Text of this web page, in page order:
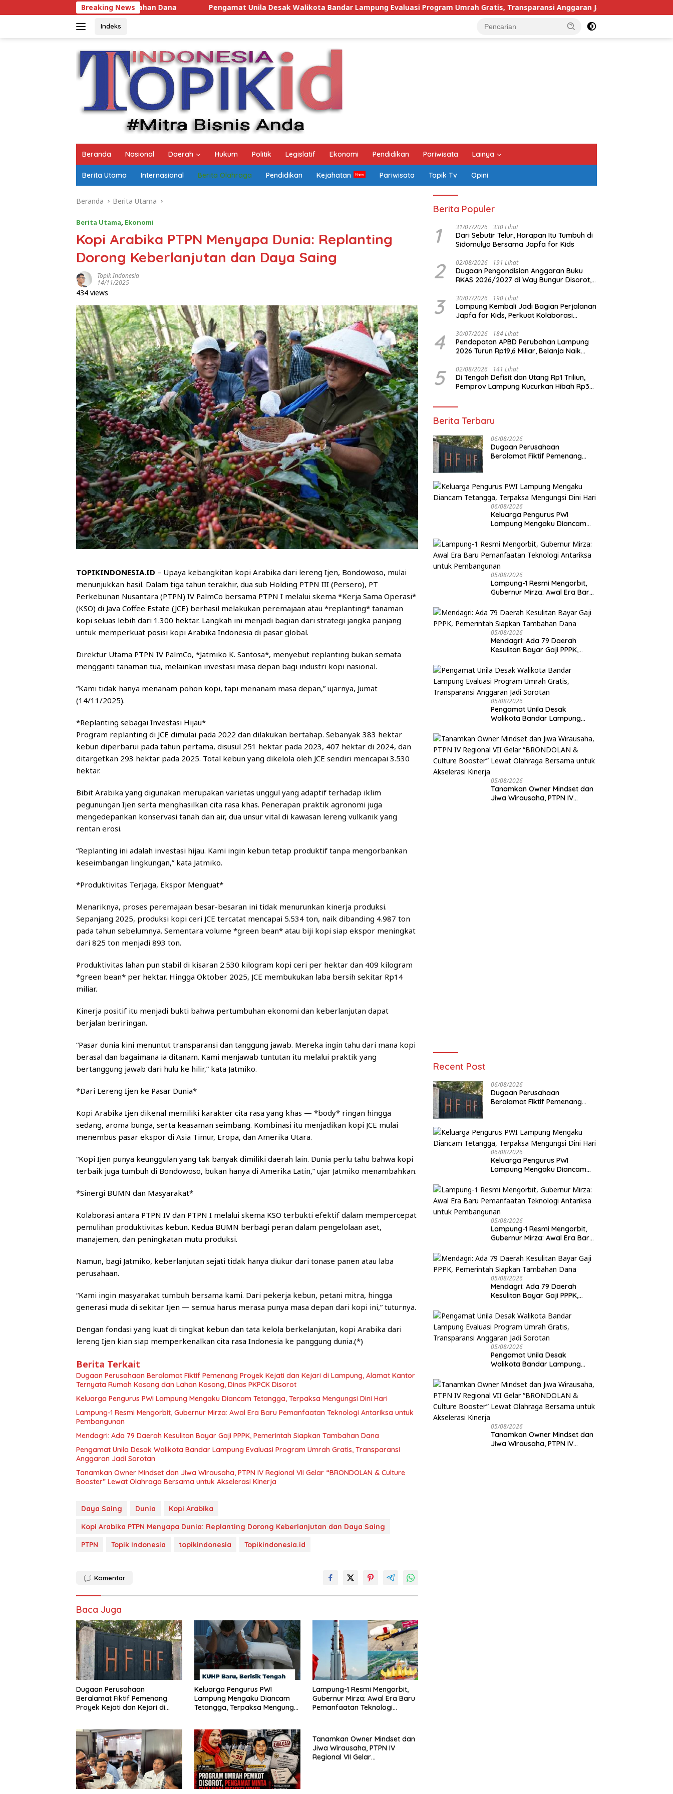
ke
Breaking NewsPengamat Unila Desak Walikota Bandar Lampung Evaluasi Program Umrah Gratis, Transparansi Anggaran Jadi Sorotan
Indeks
Beranda Nasional Daerah Hukum Politik Legislatif Ekonomi Pendidikan Pariwisata Lainya
Berita Utama Internasional Berita Olahraga Pendidikan Kejahatan Pariwisata Topik Tv Opini
Beranda Berita Utama
Berita Utama, Ekonomi
Kopi Arabika PTPN Menyapa Dunia: Replanting
Dorong Keberlanjutan dan Daya Saing
Topik Indonesia
14/11/2025
434 views
TOPIKINDONESIA.ID – Upaya kebangkitan kopi Arabika dari lereng Ijen, Bondowoso, mulai
menunjukkan hasil. Dalam tiga tahun terakhir, dua sub Holding PTPN III (Persero), PT
Perkebunan Nusantara (PTPN) IV PalmCo bersama PTPN I melalui skema *Kerja Sama Operasi*
(KSO) di Java Coffee Estate (JCE) berhasil melakukan peremajaan atau *replanting* tanaman
kopi seluas lebih dari 1.300 hektar. Langkah ini menjadi bagian dari strategi jangka panjang
untuk memperkuat posisi kopi Arabika Indonesia di pasar global.
Direktur Utama PTPN IV PalmCo, *Jatmiko K. Santosa*, menyebut replanting bukan semata
mengganti tanaman tua, melainkan investasi masa depan bagi industri kopi nasional.
“Kami tidak hanya menanam pohon kopi, tapi menanam masa depan,” ujarnya, Jumat
(14/11/2025).
*Replanting sebagai Investasi Hijau*
Program replanting di JCE dimulai pada 2022 dan dilakukan bertahap. Sebanyak 383 hektar
kebun diperbarui pada tahun pertama, disusul 251 hektar pada 2023, 407 hektar di 2024, dan
ditargetkan 293 hektar pada 2025. Total kebun yang dikelola oleh JCE sendiri mencapai 3.530
hektar.
Bibit Arabika yang digunakan merupakan varietas unggul yang adaptif terhadap iklim
pegunungan Ijen serta menghasilkan cita rasa khas. Penerapan praktik agronomi juga
mengedepankan konservasi tanah dan air, dua unsur vital di kawasan lereng vulkanik yang
rentan erosi.
“Replanting ini adalah investasi hijau. Kami ingin kebun tetap produktif tanpa mengorbankan
keseimbangan lingkungan,” kata Jatmiko.
*Produktivitas Terjaga, Ekspor Menguat*
Menariknya, proses peremajaan besar-besaran ini tidak menurunkan kinerja produksi.
Sepanjang 2025, produksi kopi ceri JCE tercatat mencapai 5.534 ton, naik dibanding 4.987 ton
pada tahun sebelumnya. Sementara volume *green bean* atau biji kopi siap ekspor meningkat
dari 825 ton menjadi 893 ton.
Produktivitas lahan pun stabil di kisaran 2.530 kilogram kopi ceri per hektar dan 409 kilogram
*green bean* per hektar. Hingga Oktober 2025, JCE membukukan laba bersih sekitar Rp14
miliar.
Kinerja positif itu menjadi bukti bahwa pertumbuhan ekonomi dan keberlanjutan dapat
berjalan beriringan.
“Pasar dunia kini menuntut transparansi dan tanggung jawab. Mereka ingin tahu dari mana kopi
berasal dan bagaimana ia ditanam. Kami menjawab tuntutan itu melalui praktik yang
bertanggung jawab dari hulu ke hilir,” kata Jatmiko.
*Dari Lereng Ijen ke Pasar Dunia*
Kopi Arabika Ijen dikenal memiliki karakter cita rasa yang khas — *body* ringan hingga
sedang, aroma bunga, serta keasaman seimbang. Kombinasi itu menjadikan kopi JCE mulai
menembus pasar ekspor di Asia Timur, Eropa, dan Amerika Utara.
“Kopi Ijen punya keunggulan yang tak banyak dimiliki daerah lain. Dunia perlu tahu bahwa kopi
terbaik juga tumbuh di Bondowoso, bukan hanya di Amerika Latin,” ujar Jatmiko menambahkan.
*Sinergi BUMN dan Masyarakat*
Kolaborasi antara PTPN IV dan PTPN I melalui skema KSO terbukti efektif dalam mempercepat
pemulihan produktivitas kebun. Kedua BUMN berbagi peran dalam pengelolaan aset,
manajemen, dan peningkatan mutu produksi.
Namun, bagi Jatmiko, keberlanjutan sejati tidak hanya diukur dari tonase panen atau laba
perusahaan.
“Kami ingin masyarakat tumbuh bersama kami. Dari pekerja kebun, petani mitra, hingga
generasi muda di sekitar Ijen — semua harus merasa punya masa depan dari kopi ini,” tuturnya.
Dengan fondasi yang kuat di tingkat kebun dan tata kelola berkelanjutan, kopi Arabika dari
lereng Ijen kian siap memperkenalkan cita rasa Indonesia ke panggung dunia.(*)
Berita Terkait
Dugaan Perusahaan Beralamat Fiktif Pemenang Proyek Kejati dan Kejari di Lampung, Alamat Kantor
Ternyata Rumah Kosong dan Lahan Kosong, Dinas PKPCK Disorot
Keluarga Pengurus PWI Lampung Mengaku Diancam Tetangga, Terpaksa Mengungsi Dini Hari
Lampung-1 Resmi Mengorbit, Gubernur Mirza: Awal Era Baru Pemanfaatan Teknologi Antariksa untuk
Pembangunan
Mendagri: Ada 79 Daerah Kesulitan Bayar Gaji PPPK, Pemerintah Siapkan Tambahan Dana
Pengamat Unila Desak Walikota Bandar Lampung Evaluasi Program Umrah Gratis, Transparansi
Anggaran Jadi Sorotan
Tanamkan Owner Mindset dan Jiwa Wirausaha, PTPN IV Regional VII Gelar “BRONDOLAN & Culture
Booster” Lewat Olahraga Bersama untuk Akselerasi Kinerja
Daya Saing Dunia
Kopi Arabika
Kopi Arabika PTPN Menyapa Dunia: Replanting Dorong Keberlanjutan dan Daya Saing
PTPN
Topik Indonesia topikindonesia Topikindonesia.id
Komentar
Baca Juga
Dugaan Perusahaan
Beralamat Fiktif Pemenang
Proyek Kejati dan Kejari di
Lahan Kosong, Dinas PKPCK
Disorot
Keluarga Pengurus PWI
Lampung Mengaku Diancam
Tetangga, Terpaksa Mengungsi
Lampung-1 Resmi Mengorbit,
Gubernur Mirza: Awal Era Baru
Pemanfaatan Teknologi
Tanamkan Owner Mindset dan
Jiwa Wirausaha, PTPN IV
Regional VII Gelar
Berita Populer
1 31/07/2026 330 Lihat
Dari Sebutir Telur, Harapan Itu Tumbuh di
Sidomulyo Bersama Japfa for Kids
2 02/08/2026 191 Lihat
Dugaan Pengondisian Anggaran Buku
RKAS 2026/2027 di Way Bungur Disorot,
Keuntungan untuk Rekreasi
3 30/07/2026 190 Lihat
Lampung Kembali Jadi Bagian Perjalanan
Japfa for Kids, Perkuat Kolaborasi
4 30/07/2026 184 Lihat
Pendapatan APBD Perubahan Lampung
2026 Turun Rp19,6 Miliar, Belanja Naik
5 02/08/2026 141 Lihat
Di Tengah Defisit dan Utang Rp1 Triliun,
Pemprov Lampung Kucurkan Hibah Rp35
Berita Terbaru
06/08/2026
Dugaan Perusahaan
Beralamat Fiktif Pemenang
Ternyata Rumah Kosong dan
Lahan Kosong, Dinas PKPCK
Disorot
06/08/2026
Keluarga Pengurus PWI
Lampung Mengaku Diancam
Dini Hari
05/08/2026
Lampung-1 Resmi Mengorbit,
Gubernur Mirza: Awal Era Baru
Antariksa untuk Pembangunan
05/08/2026
Mendagri: Ada 79 Daerah
Kesulitan Bayar Gaji PPPK,
Dana
05/08/2026
Pengamat Unila Desak
Walikota Bandar Lampung
Gratis, Transparansi Anggaran
Jadi Sorotan
05/08/2026
Tanamkan Owner Mindset dan
Jiwa Wirausaha, PTPN IV
Recent Post
06/08/2026
Dugaan Perusahaan
Beralamat Fiktif Pemenang
Ternyata Rumah Kosong dan
Lahan Kosong, Dinas PKPCK
Disorot
06/08/2026
Keluarga Pengurus PWI
Lampung Mengaku Diancam
Dini Hari
05/08/2026
Lampung-1 Resmi Mengorbit,
Gubernur Mirza: Awal Era Baru
Antariksa untuk Pembangunan
05/08/2026
Mendagri: Ada 79 Daerah
Kesulitan Bayar Gaji PPPK,
Dana
05/08/2026
Pengamat Unila Desak
Walikota Bandar Lampung
Gratis, Transparansi Anggaran
Jadi Sorotan
05/08/2026
Tanamkan Owner Mindset dan
Jiwa Wirausaha, PTPN IV